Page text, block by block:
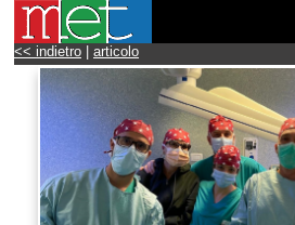
<< indietro articolo